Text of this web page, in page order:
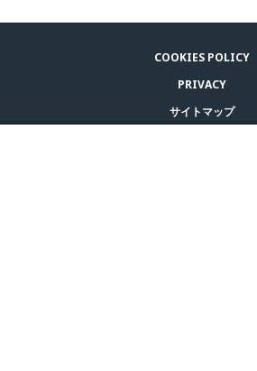
COOKIES POLICY
PRIVACY
サイトマップ